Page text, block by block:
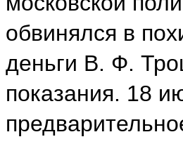
обвинялся в
деньги В. Ф.
показания. 18